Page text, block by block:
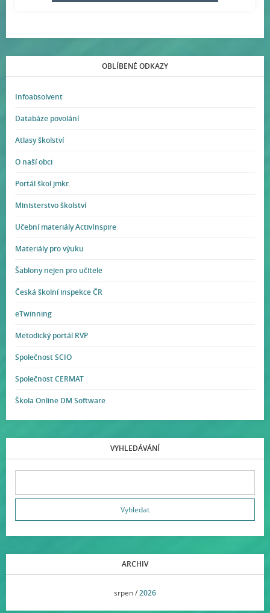
OBLÍBENÉ ODKAZY
Infoabsolvent
Databáze povolání
Atlasy školství
O naší obci
Portál škol jmkr.
Ministerstvo školství
Učební materiály ActivInspire
Materiály pro výuku
Šablony nejen pro učitele
Česká školní inspekce ČR
eTwinning
Metodický portál RVP
Společnost SCIO
Společnost CERMAT
Škola Online DM Software
VYHLEDÁVÁNÍ
ARCHIV
srpen /2026